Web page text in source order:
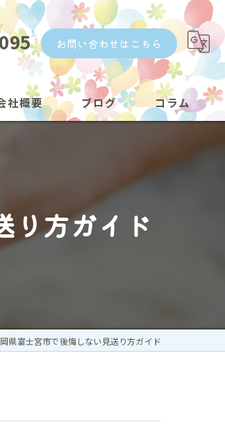
お問い合わせはこちら
社概要 ブログ コラム
り方ガイド
県富士宮市で後悔しない見送り方ガイド